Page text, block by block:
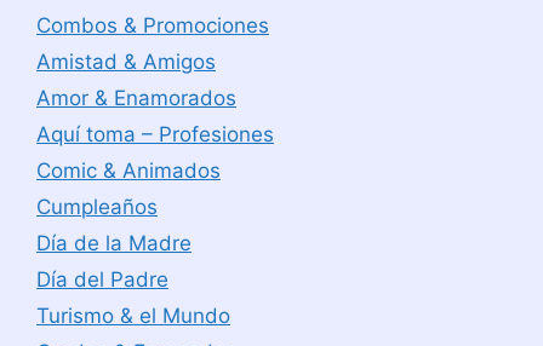
Combos & Promociones
Amistad & Amigos
Amor & Enamorados
Aquí toma – Profesiones
Comic & Animados
Cumpleaños
Día de la Madre
Día del Padre
Turismo & el Mundo